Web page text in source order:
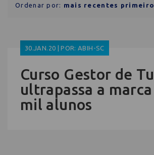
Ordenar por:
30.JAN.20 | POR: ABIH-SC
Curso Gestor de
ultrapassa a
mil alunos